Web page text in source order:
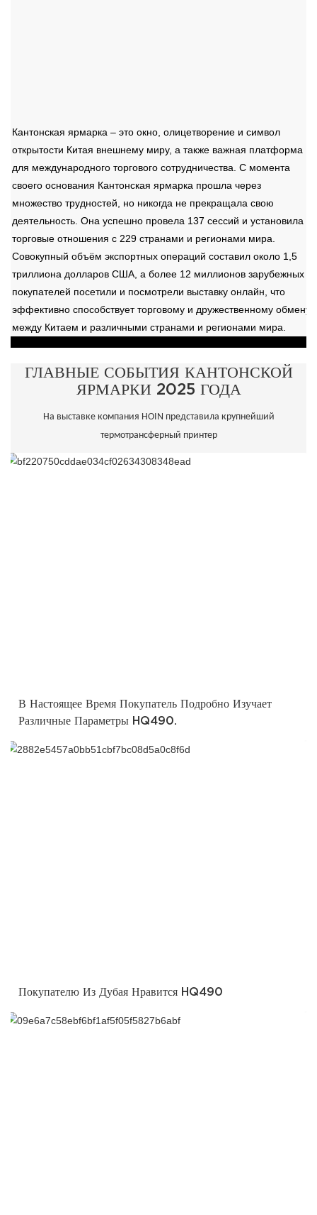
Кантонская ярмарка – это окно, олицетворение и символ
открытости Китая внешнему миру, а также важная платформа
для международного торгового сотрудничества. С момента
своего основания Кантонская ярмарка прошла через
множество трудностей, но никогда не прекращала свою
деятельность. Она успешно провела 137 сессий и установила
торговые отношения с 229 странами и регионами мира.
Совокупный объём экспортных операций составил около 1,5
триллиона долларов США, а более 12 миллионов зарубежных
покупателей посетили и посмотрели выставку онлайн, что
эффективно способствует торговому и дружественному обмену
между Китаем и различными странами и регионами мира.
ГЛАВНЫЕ СОБЫТИЯ КАНТОНСКОЙ
ЯРМАРКИ 2025 ГОДА
На выставке компания HOIN представила крупнейший
термотрансферный принтер
В Настоящее Время Покупатель Подробно Изучает
Различные Параметры HQ490.
Покупателю Из Дубая Нравится HQ490